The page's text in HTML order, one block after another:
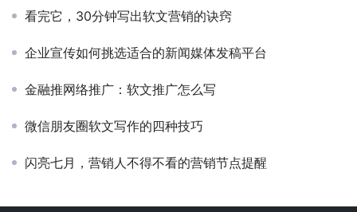
看完它，30分钟写出软文营销的诀窍​
企业宣传如何挑选适合的新闻媒体发稿平台
金融推网络推广：软文推广怎么写
微信朋友圈软文写作的四种技巧
闪亮七月，营销人不得不看的营销节点提醒